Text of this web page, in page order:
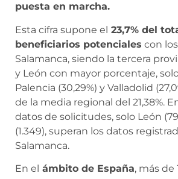
puesta en marcha.
Esta cifra supone el 23,7% del
beneficiarios potenciales con
Salamanca, siendo la tercera
y León con mayor porcentaje,
Palencia (30,29%) y Valladolid
de la media regional del 21,38%.
datos de solicitudes, solo León
(1.349), superan los datos
Salamanca.
En el ámbito de España, más de